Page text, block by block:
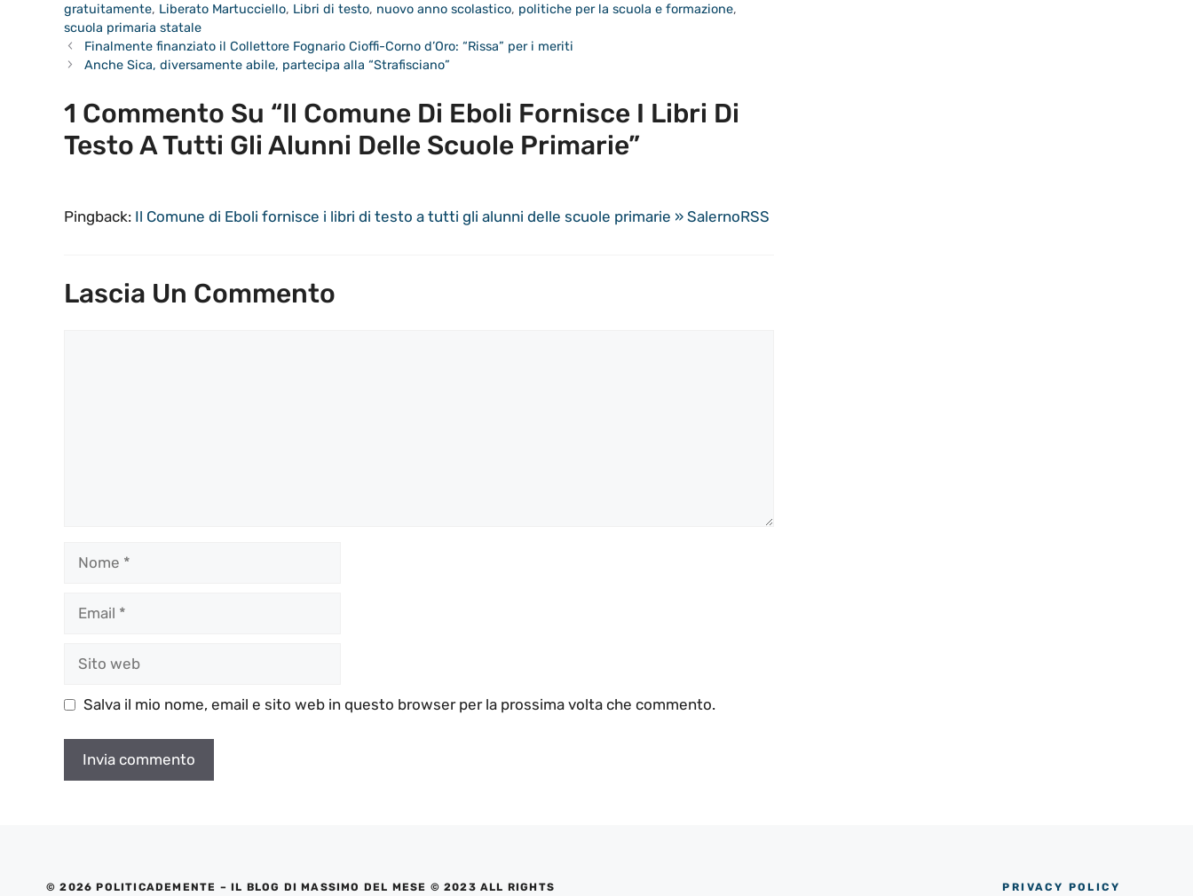
gratuitamente, Liberato Martucciello, Libri di testo, nuovo anno scolastico, politiche per la scuola e formazione,
scuola primaria statale
Finalmente finanziato il Collettore Fognario Cioffi-Corno d’Oro: “Rissa” per i meriti
Anche Sica, diversamente abile, partecipa alla “Strafisciano”
1 Commento Su “Il Comune Di Eboli Fornisce I Libri Di
Testo A Tutti Gli Alunni Delle Scuole Primarie”
Pingback: Il Comune di Eboli fornisce i libri di testo a tutti gli alunni delle scuole primarie » SalernoRSS
Lascia Un Commento
Salva il mio nome, email e sito web in questo browser per la prossima volta che commento.
© 2026 POLITICADEMENTE – IL BLOG DI MASSIMO DEL MESE © 2023 ALL RIGHTS PRIVACY POLICY